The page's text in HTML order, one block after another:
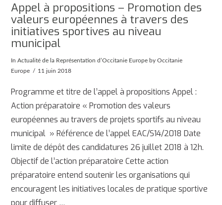
Appel à propositions – Promotion des
valeurs européennes à travers des
initiatives sportives au niveau
municipal
InActualité de la Représentation d’Occitanie Europe by Occitanie
Europe
11 juin 2018
Programme et titre de l’appel à propositions Appel :
Action préparatoire « Promotion des valeurs
européennes au travers de projets sportifs au niveau
municipal » Référence de l’appel EAC/S14/2018 Date
limite de dépôt des candidatures 26 juillet 2018 à 12h.
Objectif de l’action préparatoire Cette action
préparatoire entend soutenir les organisations qui
encouragent les initiatives locales de pratique sportive
pour diffuser …